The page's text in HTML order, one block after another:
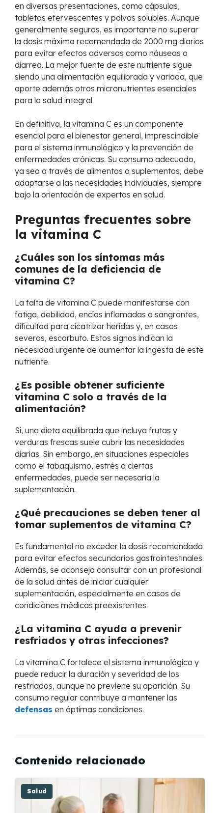
en diversas presentaciones, como cápsulas,
tabletas efervescentes y polvos solubles. Aunque
generalmente seguros, es importante no superar
la dosis máxima recomendada de 2000 mg diarios
para evitar efectos adversos como náuseas o
diarrea. La mejor fuente de este nutriente sigue
siendo una alimentación equilibrada y variada, que
aporte además otros micronutrientes esenciales
para la salud integral.
En definitiva, la vitamina C es un componente
esencial para el bienestar general, imprescindible
para el sistema inmunológico y la prevención de
enfermedades crónicas. Su consumo adecuado,
ya sea a través de alimentos o suplementos, debe
adaptarse a las necesidades individuales, siempre
bajo la orientación de expertos en salud.
Preguntas frecuentes sobre
la vitamina C
¿Cuáles son los síntomas más
comunes de la deficiencia de
vitamina C?
La falta de vitamina C puede manifestarse con
fatiga, debilidad, encías inflamadas o sangrantes,
dificultad para cicatrizar heridas y, en casos
severos, escorbuto. Estos signos indican la
necesidad urgente de aumentar la ingesta de este
nutriente.
¿Es posible obtener suficiente
vitamina C solo a través de la
alimentación?
Sí, una dieta equilibrada que incluya frutas y
verduras frescas suele cubrir las necesidades
diarias. Sin embargo, en situaciones especiales
como el tabaquismo, estrés o ciertas
enfermedades, puede ser necesaria la
suplementación.
¿Qué precauciones se deben tener al
tomar suplementos de vitamina C?
Es fundamental no exceder la dosis recomendada
para evitar efectos secundarios gastrointestinales.
Además, se aconseja consultar con un profesional
de la salud antes de iniciar cualquier
suplementación, especialmente en casos de
condiciones médicas preexistentes.
¿La vitamina C ayuda a prevenir
resfriados y otras infecciones?
La vitamina C fortalece el sistema inmunológico y
puede reducir la duración y severidad de los
resfriados, aunque no previene su aparición. Su
consumo regular contribuye a mantener las
defensas en óptimas condiciones.
Contenido relacionado
Salud